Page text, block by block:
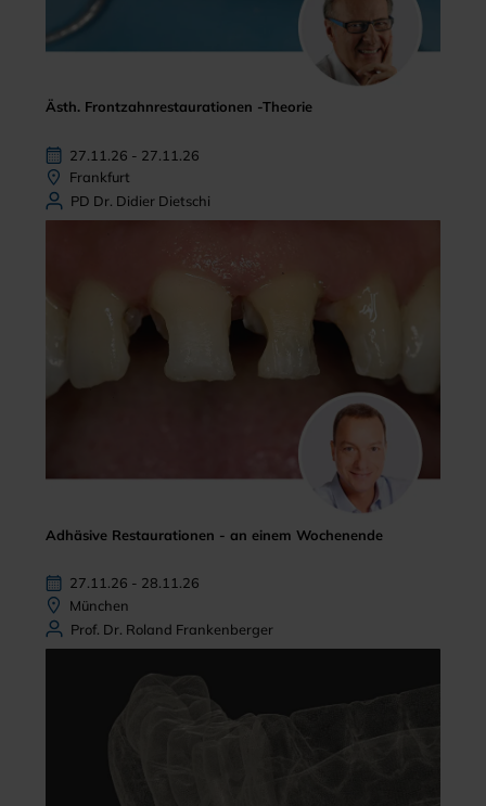
Ästh. Frontzahnrestaurationen -Theorie
27.11.26 - 27.11.26
Frankfurt
PD Dr. Didier Dietschi
Adhäsive Restaurationen - an einem Wochenende
27.11.26 - 28.11.26
München
Prof. Dr. Roland Frankenberger